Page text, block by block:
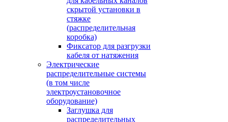
скрытой установки в
стяжке
(распределительная
коробка)
Фиксатор для разгрузки
кабеля от натяжения
Электрические
распределительные системы
(в том числе
электроустановочное
оборудование)
Заглушка для
распределительных